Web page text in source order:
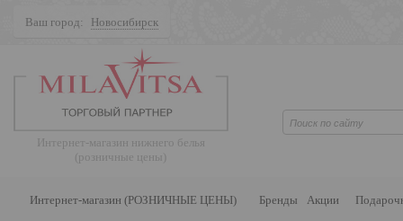
Ваш город: Новосибирск
Интернет-магазин нижнего белья
(розничные цены)
Интернет-магазин (РОЗНИЧНЫЕ ЦЕНЫ) Бренды Акции